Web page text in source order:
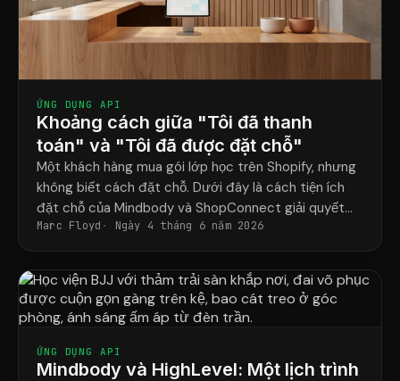
ỨNG DỤNG API
Khoảng cách giữa "Tôi đã thanh
toán" và "Tôi đã được đặt chỗ"
Một khách hàng mua gói lớp học trên Shopify, nhưng
không biết cách đặt chỗ. Dưới đây là cách tiện ích
đặt chỗ của Mindbody và ShopConnect giải quyết
vấn đề đó một cách triệt để.
Marc Floyd Ngày 4 tháng 6 năm 2026
ỨNG DỤNG API
Mindbody và HighLevel: Một lịch trình